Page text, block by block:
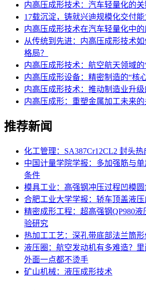
内高压成形技术：汽车轻量化的
17载沉淀，铸就兴迪规模化交付能
内高压成形技术在汽车轻量化中
从传统到先进：内高压成形技术
格局？
内高压成形技术：航空航天领域的
内高压成形设备：精密制造的“核
内高压成形技术：推动制造业升级
内高压成形：重塑金属加工未来
推荐新闻
化工管理：SA387Cr12CL2 封头
中国计量学院学报：多加强筋与
条件
模具工业：高强钢冲压过程凹模
合肥工业大学学报：轿车顶盖液
精密成形工程：超高强钢QP980
验研究
热加工工艺：深孔带底部法兰筒
液压圈：航空发动机有多难造？里
外面一点都不烫手
矿山机械：液压成形技术